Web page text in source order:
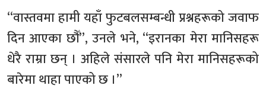
“वास्तवमा हामी यहाँ फुटबलसम्बन्धी प्रश्नहरूको जवाफ
दिन आएका छौँ”, उनले भने, “इरानका मेरा मानिसहरू
धेरै राम्रा छन् । अहिले संसारले पनि मेरा मानिसहरूको
बारेमा थाहा पाएको छ ।”